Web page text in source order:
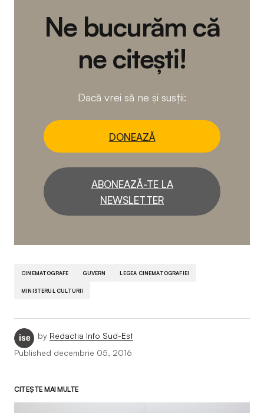
Ne bucurăm că
ne citești!
Dacă vrei să ne și susții:
DONEAZĂ
ABONEAZĂ-TE LA
NEWSLETTER
CINEMATOGRAFE GUVERN LEGEA CINEMATOGRAFIEI
MINISTERUL CULTURII
by Redactia Info Sud-Est
Published decembrie 05, 2016
CITEȘTE MAI MULTE